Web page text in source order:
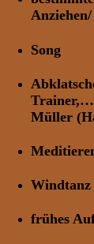
Song
Trainer,…
Müller
Windtanz
frühes